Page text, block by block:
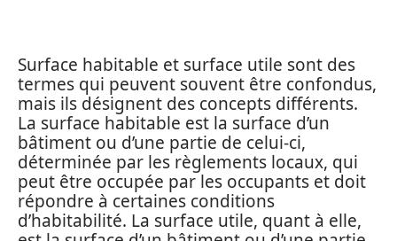
Surface habitable et surface utile sont des
termes qui peuvent souvent être confondus,
mais ils désignent des concepts différents.
La surface habitable est la surface d’un
bâtiment ou d’une partie de celui-ci,
déterminée par les règlements locaux, qui
peut être occupée par les occupants et doit
répondre à certaines conditions
d’habitabilité. La surface utile, quant à elle,